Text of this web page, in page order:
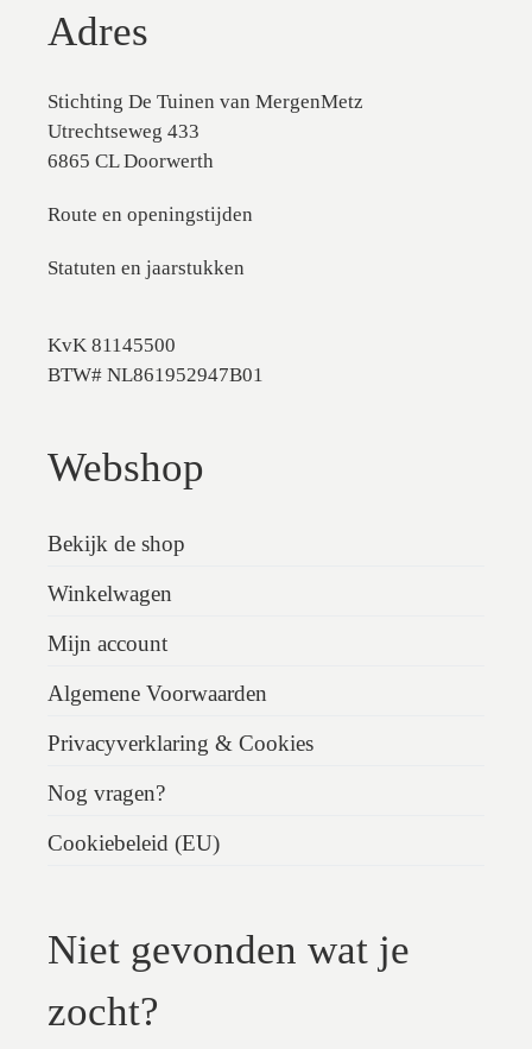
Adres
Stichting De Tuinen van MergenMetz
Utrechtseweg 433
6865 CL Doorwerth
Route en openingstijden
Statuten en jaarstukken
KvK 81145500
BTW# NL861952947B01
Webshop
Bekijk de shop
Winkelwagen
Mijn account
Algemene Voorwaarden
Privacyverklaring & Cookies
Nog vragen?
Cookiebeleid (EU)
Niet gevonden wat je
zocht?